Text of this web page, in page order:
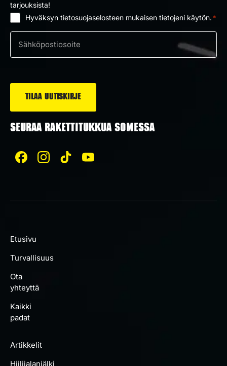
tarjouksista!
Hyväksyn tietosuojaselosteen mukaisen tietojeni käytön. *
Sähköposti
SEURAA RAKETTITUKKUA SOMESSA
Etusivu
Turvallisuus
Ota
yhteyttä
Kaikki
padat
Artikkelit
Hiilijalanjälki